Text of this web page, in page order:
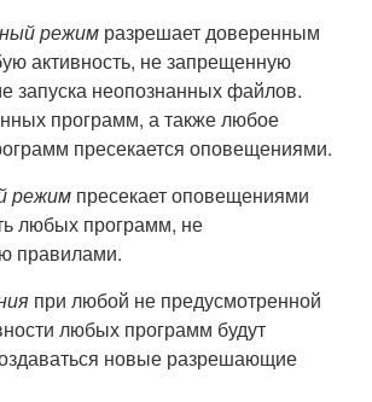
режим разрешает доверенным
активность, не запрещенную
запуска неопознанных файлов.
программ, а также любое
пресекается оповещениями.
режим пресекает оповещениями
любых программ, не
правилами.
при любой не предусмотренной
любых программ будут
новые разрешающие